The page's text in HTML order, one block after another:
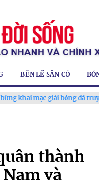
BÊN LỀ SÂN CỎ
giải bóng đá truyền thống
thành
và